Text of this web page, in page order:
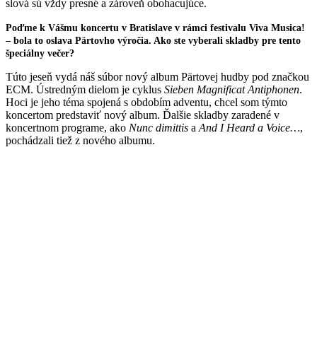
slová sú vždy presné a zároveň obohacujúce.
Poďme k Vášmu koncertu v Bratislave v rámci festivalu Viva Musica!
– bola to oslava Pärtovho výročia. Ako ste vyberali skladby pre tento
špeciálny večer?
Túto jeseň vydá náš súbor nový album Pärtovej hudby pod značkou
ECM. Ústredným dielom je cyklus Sieben Magnificat Antiphonen.
Hoci je jeho téma spojená s obdobím adventu, chcel som týmto
koncertom predstaviť nový album. Ďalšie skladby zaradené v
koncertnom programe, ako Nunc dimittis a And I Heard a Voice…,
pochádzali tiež z nového albumu.